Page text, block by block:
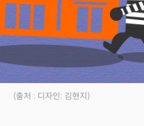
(출처 : 디자인: 김현지)